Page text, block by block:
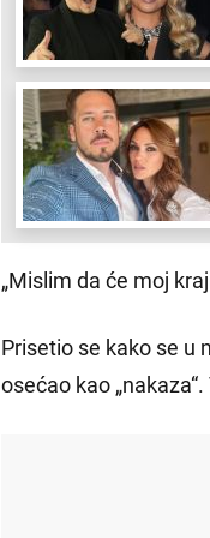
„Mislim da će moj
Prisetio se kako se u
osećao kao